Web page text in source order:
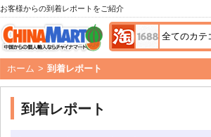
お客様からの到着レポートをご紹介
ホーム > 到着レポート
到着レポート